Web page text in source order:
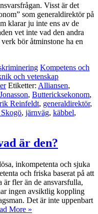
Visst är det
som generaldirektör på
klarar ju inte ens av de
vet inte vad den andra
bör åtminstone ha en
Kompetens och
och vetenskap
Etiketter: Alliansen,
, Buttericksekonom,
Reinfeldt, generaldirektör,
, järnväg, käbbel,
är den?
inkompetenta och sjuka
och friska baserat på att
är fler än de ansvarsfulla,
ingen avsiktlig koppling
Det är inte uppenbart
More »